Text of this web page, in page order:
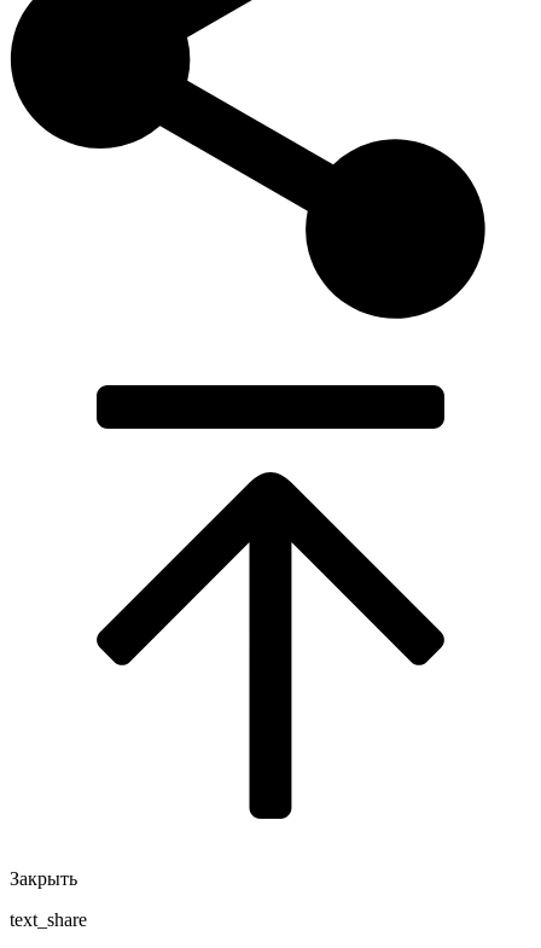
Закрыть
text_share